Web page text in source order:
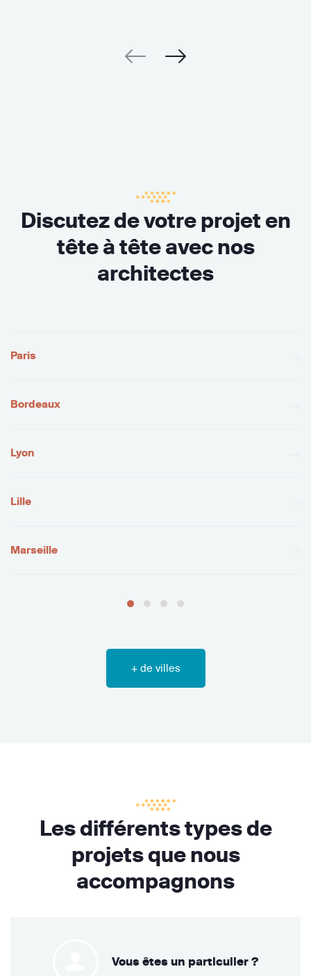
Discutez de votre projet en
tête à tête avec nos
architectes
Paris
Bordeaux
Lyon
Lille
Marseille
+ de villes
Les différents types de
projets que nous
accompagnons
Vous êtes un particulier ?